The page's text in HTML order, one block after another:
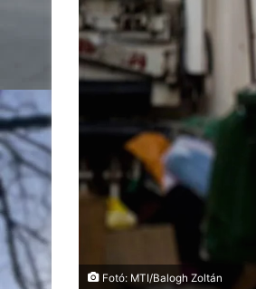
Fotó: MTI/Balogh Zoltán